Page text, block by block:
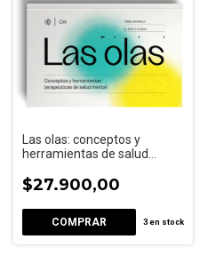
Las olas: conceptos y
herramientas de salud
$27.900,00
3en stock